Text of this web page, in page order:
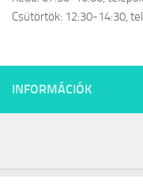
Csütörtök: 12:30-14:30,
INFORMÁCIÓK